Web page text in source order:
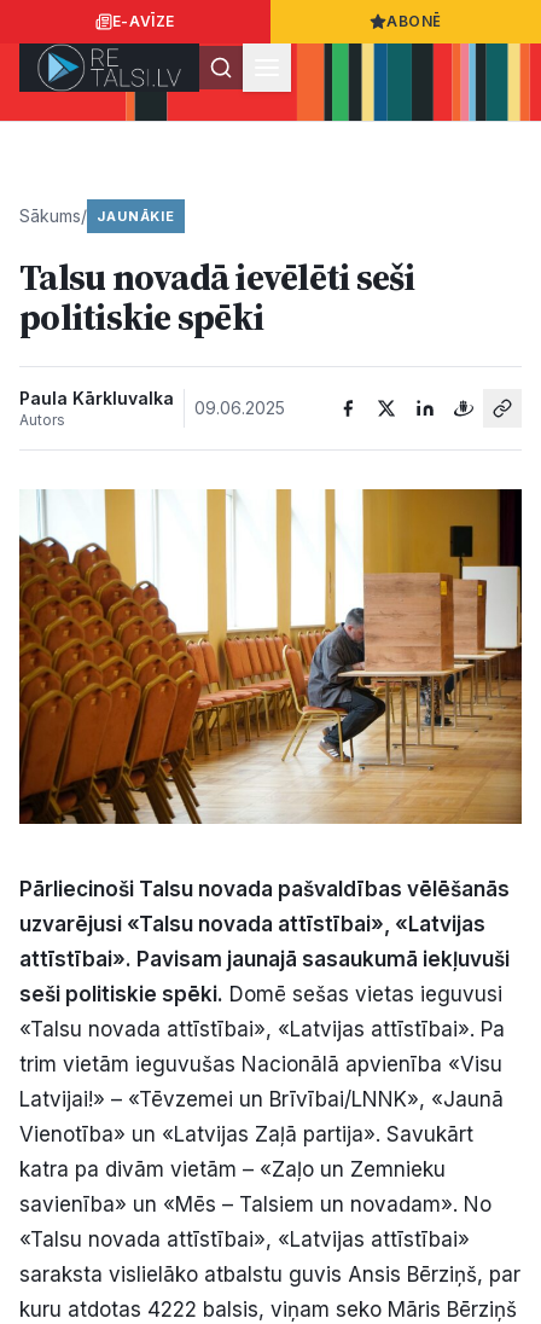
E-AVĪZE ABONĒ
Ziņas
Dzīvesstils
Sports
Bizness
Video
Sludinājumi
Pasākumi
Politiskā reklāma
Par mums
Kontakti
Ziņo redakcijai
Sākums/ JAUNĀKIE
Talsu novadā ievēlēti seši
politiskie spēki
Paula Kārkluvalka
Autors
09.06.2025
Pārliecinoši Talsu novada pašvaldības vēlēšanās
uzvarējusi «Talsu novada attīstībai», «Latvijas
attīstībai». Pavisam jaunajā sasaukumā iekļuvuši
seši politiskie spēki. Domē sešas vietas ieguvusi
«Talsu novada attīstībai», «Latvijas attīstībai». Pa
trim vietām ieguvušas Nacionālā apvienība «Visu
Latvijai!» – «Tēvzemei un Brīvībai/LNNK», «Jaunā
Vienotība» un «Latvijas Zaļā partija». Savukārt
katra pa divām vietām – «Zaļo un Zemnieku
savienība» un «Mēs – Talsiem un novadam». No
«Talsu novada attīstībai», «Latvijas attīstībai»
saraksta vislielāko atbalstu guvis Ansis Bērziņš, par
kuru atdotas 4222 balsis, viņam seko Māris Bērziņš